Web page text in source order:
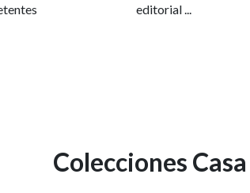
editorial ...
Colecciones